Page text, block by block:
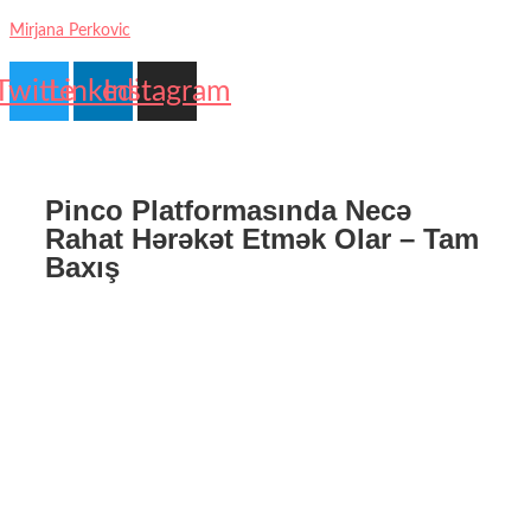
Mirjana Perkovic
LinkedinInstagram
Pinco Platformasında Necə
Rahat Hərəkət Etmək Olar – Tam
Baxış